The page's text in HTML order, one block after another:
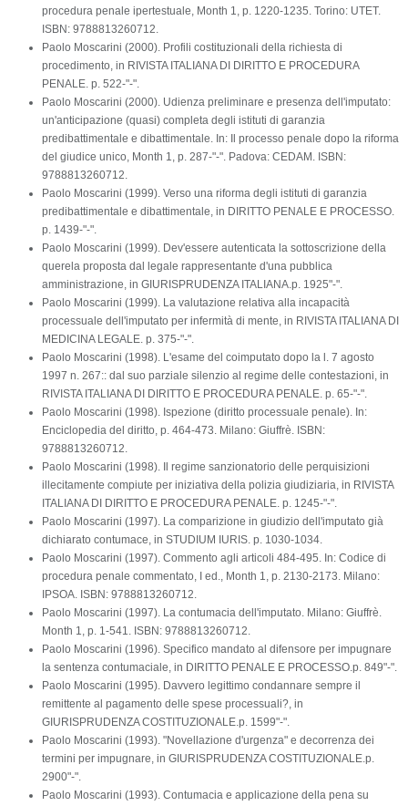
procedura penale ipertestuale, Month 1, p. 1220-1235. Torino: UTET.
ISBN: 9788813260712.
Paolo Moscarini (2000). Profili costituzionali della richiesta di
procedimento, in RIVISTA ITALIANA DI DIRITTO E PROCEDURA
PENALE. p. 522-"-".
Paolo Moscarini (2000). Udienza preliminare e presenza dell'imputato:
un'anticipazione (quasi) completa degli istituti di garanzia
predibattimentale e dibattimentale. In: Il processo penale dopo la riforma
del giudice unico, Month 1, p. 287-"-". Padova: CEDAM. ISBN:
9788813260712.
Paolo Moscarini (1999). Verso una riforma degli istituti di garanzia
predibattimentale e dibattimentale, in DIRITTO PENALE E PROCESSO.
p. 1439-"-".
Paolo Moscarini (1999). Dev'essere autenticata la sottoscrizione della
querela proposta dal legale rappresentante d'una pubblica
amministrazione, in GIURISPRUDENZA ITALIANA.p. 1925"-".
Paolo Moscarini (1999). La valutazione relativa alla incapacità
processuale dell'imputato per infermità di mente, in RIVISTA ITALIANA DI
MEDICINA LEGALE. p. 375-"-".
Paolo Moscarini (1998). L'esame del coimputato dopo la l. 7 agosto
1997 n. 267:: dal suo parziale silenzio al regime delle contestazioni, in
RIVISTA ITALIANA DI DIRITTO E PROCEDURA PENALE. p. 65-"-".
Paolo Moscarini (1998). Ispezione (diritto processuale penale). In:
Enciclopedia del diritto, p. 464-473. Milano: Giuffrè. ISBN:
9788813260712.
Paolo Moscarini (1998). Il regime sanzionatorio delle perquisizioni
illecitamente compiute per iniziativa della polizia giudiziaria, in RIVISTA
ITALIANA DI DIRITTO E PROCEDURA PENALE. p. 1245-"-".
Paolo Moscarini (1997). La comparizione in giudizio dell'imputato già
dichiarato contumace, in STUDIUM IURIS. p. 1030-1034.
Paolo Moscarini (1997). Commento agli articoli 484-495. In: Codice di
procedura penale commentato, I ed., Month 1, p. 2130-2173. Milano:
IPSOA. ISBN: 9788813260712.
Paolo Moscarini (1997). La contumacia dell'imputato. Milano: Giuffrè.
Month 1, p. 1-541. ISBN: 9788813260712.
Paolo Moscarini (1996). Specifico mandato al difensore per impugnare
la sentenza contumaciale, in DIRITTO PENALE E PROCESSO.p. 849"-".
Paolo Moscarini (1995). Davvero legittimo condannare sempre il
remittente al pagamento delle spese processuali?, in
GIURISPRUDENZA COSTITUZIONALE.p. 1599"-".
Paolo Moscarini (1993). "Novellazione d'urgenza" e decorrenza dei
termini per impugnare, in GIURISPRUDENZA COSTITUZIONALE.p.
2900"-".
Paolo Moscarini (1993). Contumacia e applicazione della pena su